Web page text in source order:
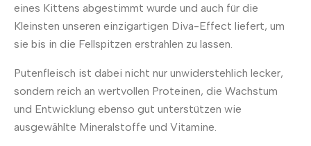
eines Kittens abgestimmt wurde und auch für die
Kleinsten unseren einzigartigen Diva-Effect liefert, um
sie bis in die Fellspitzen erstrahlen zu lassen.
Putenfleisch ist dabei nicht nur unwiderstehlich lecker,
sondern reich an wertvollen Proteinen, die Wachstum
und Entwicklung ebenso gut unterstützen wie
ausgewählte Mineralstoffe und Vitamine.